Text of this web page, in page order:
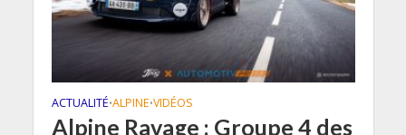
ACTUALITÉ•ALPINE•VIDÉOS
Alpine Ravage : Groupe 4 des